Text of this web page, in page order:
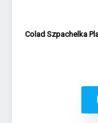
Colad Szpachelka